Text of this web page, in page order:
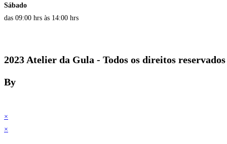
Sábado
das 09:00 hrs às 14:00 hrs
2023 Atelier da Gula - Todos os direitos reservados
By
×
×